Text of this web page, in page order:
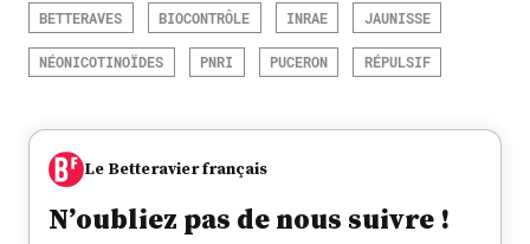
BETTERAVES BIOCONTRÔLE INRAE JAUNISSE
NÉONICOTINOÏDES PNRI PUCERON RÉPULSIF
Le Betteravier français
N’oubliez pas de nous suivre !